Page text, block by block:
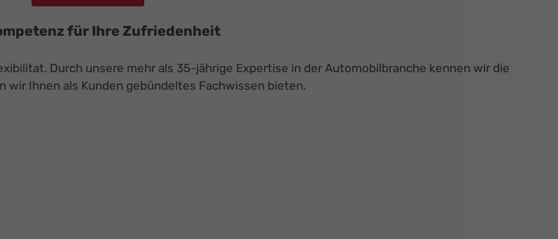
für Ihre Zufriedenheit
Durch unsere mehr als 35-jährige Expertise in der Automobilbranche kennen wir die
wir Ihnen als Kunden gebündeltes Fachwissen bieten.